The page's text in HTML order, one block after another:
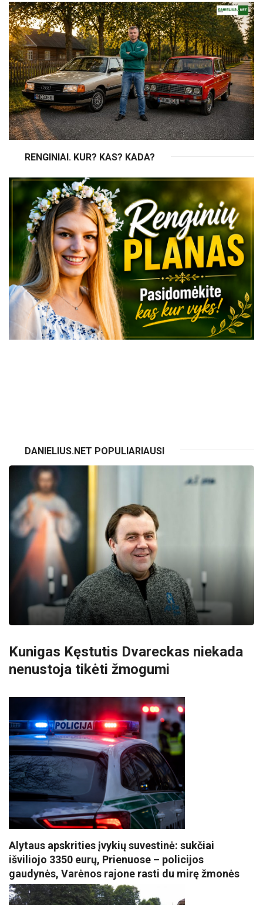
RENGINIAI. KUR? KAS? KADA?
DANIELIUS.NET POPULIARIAUSI
Kunigas Kęstutis Dvareckas niekada
nenustoja tikėti žmogumi
Alytaus apskrities įvykių suvestinė: sukčiai
išviliojo 3350 eurų, Prienuose – policijos
gaudynės, Varėnos rajone rasti du mirę žmonės